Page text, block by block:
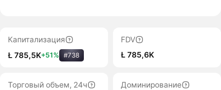
Капитализация
Ł 785,5K+51% #738
FDV
Ł 785,6K
Торговый объем, 24ч
Доминирование